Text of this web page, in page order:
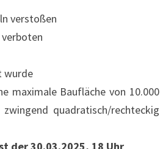
verstoßen
wurde
maximale Baufläche von 10.000
quadratisch/rechteckig